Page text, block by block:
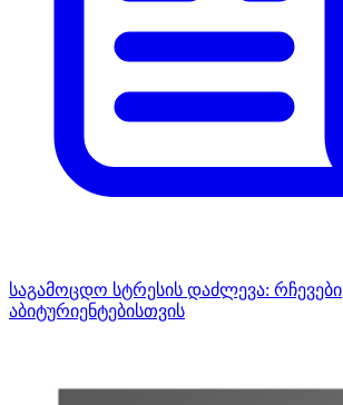
საგამოცდო სტრესის დაძლევა: რჩევები
აბიტურიენტებისთვის